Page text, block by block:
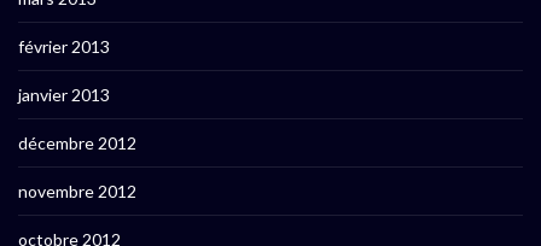
février 2013
janvier 2013
décembre 2012
novembre 2012
octobre 2012